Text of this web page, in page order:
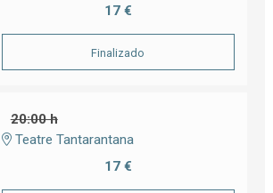
17 €
Finalizado
20:00 h
Teatre Tantarantana
17 €